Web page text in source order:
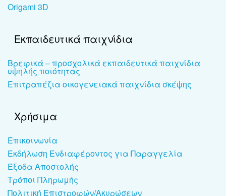
Origami 3D
Εκπαιδευτικά παιχνίδια
Βρεφικά – προσχολικά εκπαιδευτικά παιχνίδια
υψηλής ποιότητας
Επιτραπέζια οικογενειακά παιχνίδια σκέψης
Χρήσιμα
Επικοινωνία
Εκδήλωση Ενδιαφέροντος για Παραγγελία
Έξοδα Αποστολής
Τρόποι Πληρωμής
Πολιτική Επιστροφών/Ακυρώσεων